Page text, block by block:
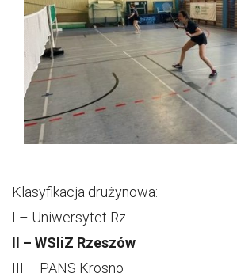
Klasyfikacja drużynowa:
I – Uniwersytet Rz.
II – WSIiZ Rzeszów
III – PANS Krosno